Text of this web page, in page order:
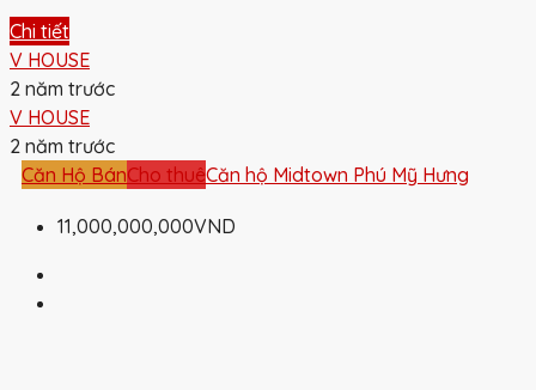
Chi tiết
V HOUSE
2 năm trước
V HOUSE
2 năm trước
Căn Hộ BánCho thuêCăn hộ Midtown Phú Mỹ Hưng
11,000,000,000VND